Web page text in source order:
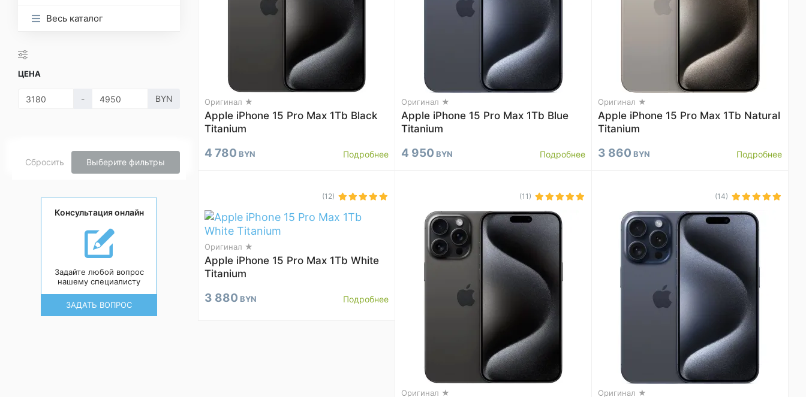
Весь каталог
ЦЕНА
- BYN
Сбросить Выберите фильтры
Консультация онлайн
Задайте любой вопрос
нашему специалисту
ЗАДАТЬ ВОПРОС
Оригинал ★
Apple iPhone 15 Pro Max 1Tb Black
Titanium
4 780 BYN Подробнее
Оригинал ★
Apple iPhone 15 Pro Max 1Tb Blue
Titanium
4 950 BYN Подробнее
Оригинал ★
Apple iPhone 15 Pro Max 1Tb Natural
Titanium
3 860 BYN Подробнее
(12)
Оригинал ★
Apple iPhone 15 Pro Max 1Tb White
Titanium
3 880 BYN Подробнее
(11)
Оригинал ★
(14)
Оригинал ★